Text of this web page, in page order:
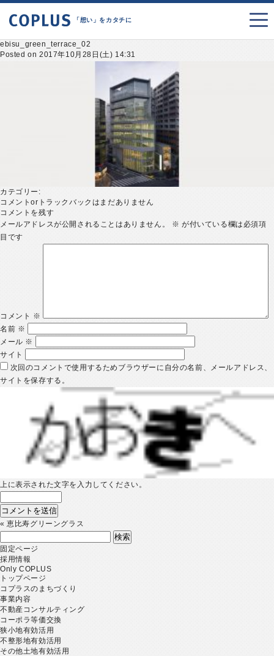
「想い」をカタチに
ebisu_green_terrace_02
Posted on 2017年10月28日(土) 14:31
カテゴリー:
コメントorトラックバックはまだありません
コメントを残す
メールアドレスが公開されることはありません。
※ が付いている欄は必須項
目です
コメント ※
名前 ※
メール ※
サイト
次回のコメントで使用するためブラウザーに自分の名前、メールアドレス、
サイトを保存する。
上に表示された文字を入力してください。
«恵比寿グリーングラス
索:
固定ページ
採用情報
Only COPLUS
トップページ
コプラスのまちづくり
事業内容
不動産コンサルティング
コーポラ等価交換
狭小地有効活用
不整形地有効活用
その他土地有効活用